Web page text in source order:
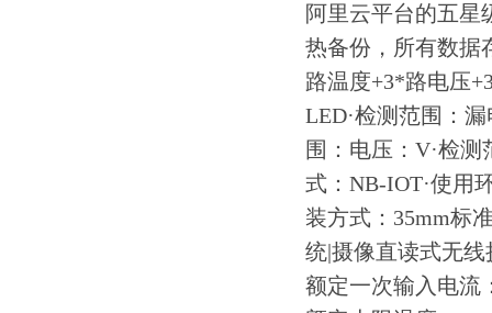
阿里云平台的五星
热备份，所有数据
路温度+3*路电压
LED·检测范围：
围：电压：V·检
式：NB-IOT·使用
装方式：35mm标
统|摄像直读式无
额定一次输入电流